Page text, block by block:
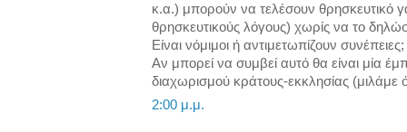
κ.α.) μπορούν να τελέσουν θρησκευτικό
θρησκευτικούς λόγους) χωρίς να το
Είναι νόμιμοι ή αντιμετωπίζουν συνέπειες;
Αν μπορεί να συμβεί αυτό θα είναι μία
διαχωρισμού κράτους-εκκλησίας (μιλάμε
2:00 μ.μ.